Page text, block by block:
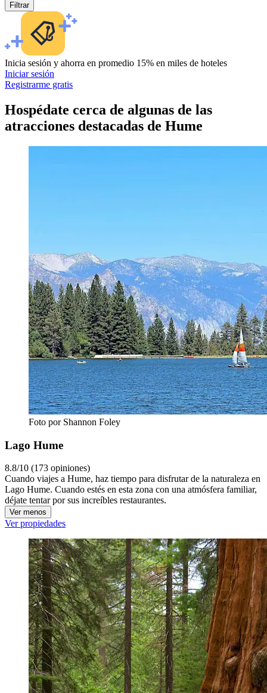
Filtrar
Inicia sesión y ahorra en promedio 15% en miles de hoteles
Iniciar sesión
Registrarme gratis
Hospédate cerca de algunas de las
atracciones destacadas de Hume
Foto por Shannon Foley
Lago Hume
8.8/10 (173 opiniones)
Cuando viajes a Hume, haz tiempo para disfrutar de la naturaleza en
Lago Hume. Cuando estés en esta zona con una atmósfera familiar,
déjate tentar por sus increíbles restaurantes.
Ver menos
Ver propiedades